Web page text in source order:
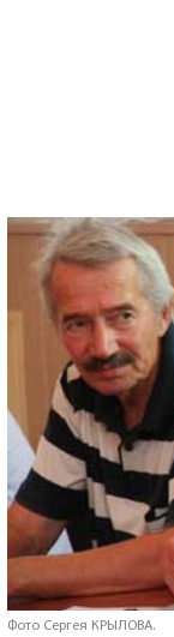
Фото Сергея КРЫЛОВА.